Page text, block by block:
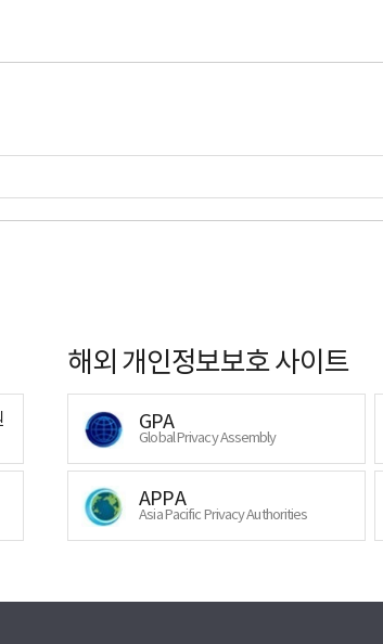
해외 개인정보보호 사이트
GPA
Global Privacy Assembly
APPA
Asia Pacific Privacy Authorities